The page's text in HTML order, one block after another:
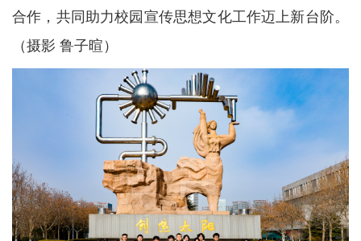
合作，共同助力校园宣传思想文化工作迈上新台阶。
（摄影 鲁子暄）